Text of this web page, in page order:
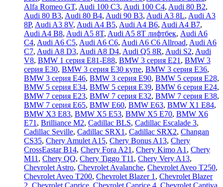
Alfa Romeo GT, Audi 100 C3, Audi 100 C4, Audi 80 B2,
Audi 80 B3, Audi 80 B4, Audi 90 B3, Audi A3 8L, Audi A3
8P, Audi A3 8V, Audi A4 B5, Audi A4 B6, Audi A4 B7,
Audi A4 B8, Audi A5 8T, Audi A5 8T лифтбек, Audi A6
C4, Audi A6 C5, Audi A6 C6, Audi A6 C6 Allroad, Audi A6
C7, Audi A8 D3, Audi A8 D4, Audi Q5 8R, Audi S2, Audi
V8, BMW 1 серия E81-E88, BMW 3 серия E21, BMW 3
серия E30, BMW 3 серия E30 купе, BMW 3 серия E36,
BMW 3 серия E46, BMW 3 серия E90, BMW 5 серия E28,
BMW 5 серия E34, BMW 5 серия E39, BMW 6 серия E24,
BMW 7 серия E23, BMW 7 серия E32, BMW 7 серия E38,
BMW 7 серия E65, BMW E60, BMW E63, BMW X1 E84,
BMW X3 E83, BMW X5 E53, BMW X5 E70, BMW X6
E71, Brilliance M2, Cadillac BLS, Cadillac Escalade 3,
Cadillac Seville, Cadillac SRX1, Cadillac SRX2, Changan
CS35, Chery Amulet A15, Chery Bonus A13, Chery
CrossEastar B14, Chery Fora A21, Chery Kimo A1, Chery
M11, Chery QQ, Chery Tiggo T11, Chery Very A13,
Chevrolet Astro, Chevrolet Avalanche, Chevrolet Aveo T250,
Chevrolet Aveo Т200, Chevrolet Blazer 1, Chevrolet Blazer